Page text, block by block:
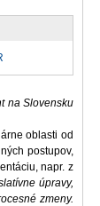
na Slovensku
oblasti od
postupov,
napr. z
úpravy,
zmeny.